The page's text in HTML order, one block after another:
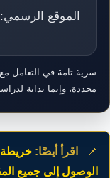
الموقع الرسمي:
سرية تامة في التعامل مع
محددة، وإنما بداية
📌 اقرأ أيضًا: خريطة
الوصول إلى جميع